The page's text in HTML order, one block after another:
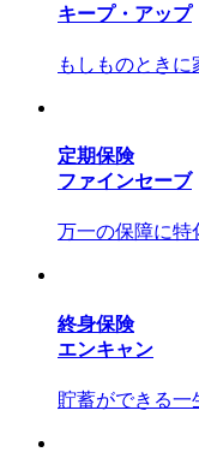
キープ・アップ
もしものとき
定期保険
ファインセーブ
万一の保障に
終身保険
エンキャン
貯蓄ができる一